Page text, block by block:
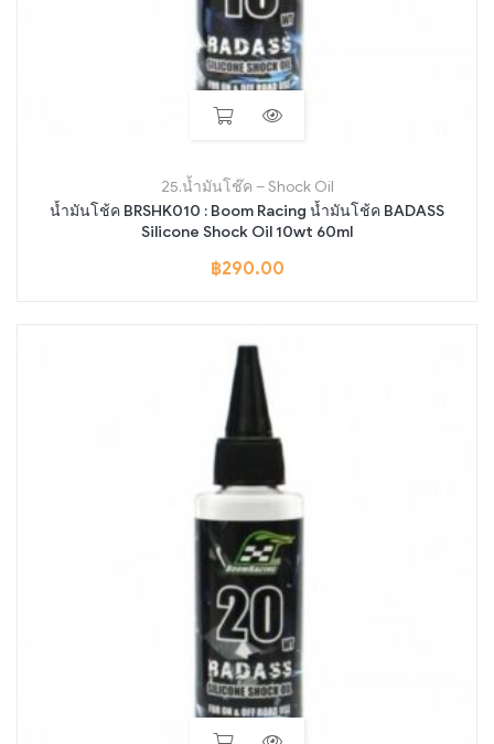
25.น้ำมันโช๊ค – Shock Oil
น้ำมันโช้ค BRSHK010 : Boom Racing น้ำมันโช้ค BADASS
Silicone Shock Oil 10wt 60ml
฿290.00